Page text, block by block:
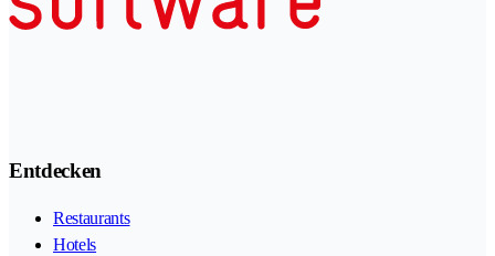
Entdecken
Restaurants
Hotels